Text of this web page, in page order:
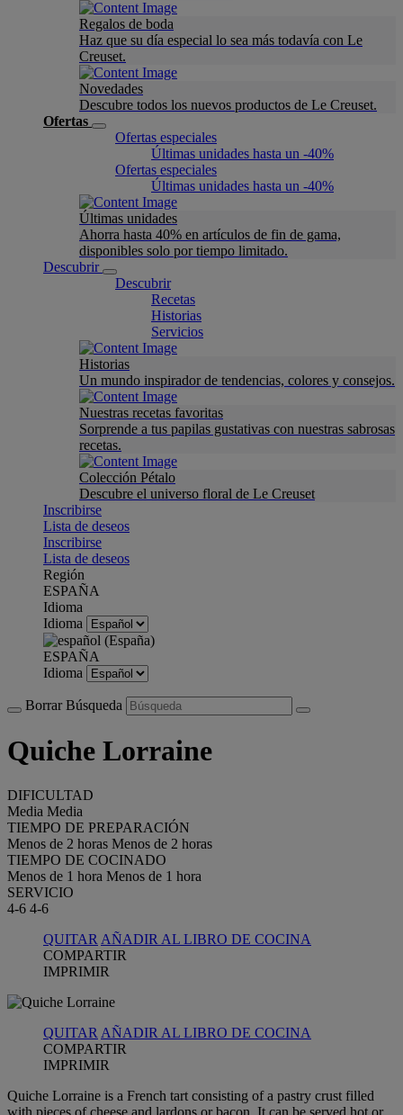
Regalos de boda
Haz que su día especial lo sea más todavía con Le
Creuset.
Novedades
Descubre todos los nuevos productos de Le Creuset.
Ofertas
Ofertas especiales
Últimas unidades hasta un -40%
Ofertas especiales
Últimas unidades hasta un -40%
Últimas unidades
Ahorra hasta 40% en artículos de fin de gama,
disponibles solo por tiempo limitado.
Descubrir
Descubrir
Recetas
Historias
Servicios
Historias
Un mundo inspirador de tendencias, colores y consejos.
Nuestras recetas favoritas
Sorprende a tus papilas gustativas con nuestras sabrosas
recetas.
Colección Pétalo
Descubre el universo floral de Le Creuset
Inscribirse
Lista de deseos
Inscribirse
Lista de deseos
Región
ESPAÑA
Idioma
Idioma
ESPAÑA
Idioma
Borrar Búsqueda
Quiche Lorraine
DIFICULTAD
Media Media
TIEMPO DE PREPARACIÓN
Menos de 2 horas Menos de 2 horas
TIEMPO DE COCINADO
Menos de 1 hora Menos de 1 hora
SERVICIO
4-6 4-6
QUITAR AÑADIR AL LIBRO DE COCINA
COMPARTIR
IMPRIMIR
QUITAR AÑADIR AL LIBRO DE COCINA
COMPARTIR
IMPRIMIR
Quiche Lorraine is a French tart consisting of a pastry crust filled
with pieces of cheese and lardons or bacon. It can be served hot or